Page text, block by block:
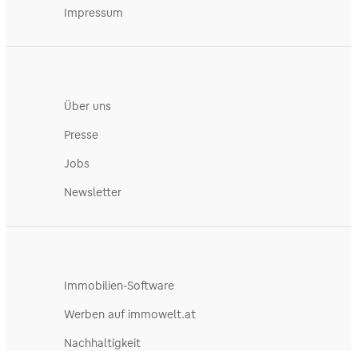
Impressum
Über uns
Presse
Jobs
Newsletter
Immobilien-Software
Werben auf immowelt.at
Nachhaltigkeit